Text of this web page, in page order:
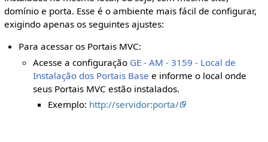
domínio e porta. Esse é o ambiente mais fácil de configurar,
exigindo apenas os seguintes ajustes:
Para acessar os Portais MVC:
Acesse a configuração GE - AM - 3159 - Local de
Instalação dos Portais Base e informe o local onde
seus Portais MVC estão instalados.
Exemplo: http://servidor:porta/